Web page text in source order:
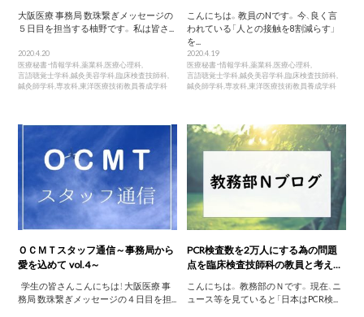
大阪医療 事務局 数珠繋ぎメッセージの
５日目を担当する柚野です。 私は皆さ...
2020.4.20
医療秘書・情報学科,薬業科,医療心理科,
言語聴覚士学科,鍼灸美容学科,臨床検査技師科,
鍼灸師学科,専攻科,東洋医療技術教員養成学科
こんにちは。教員のNです。 今、良く言
われている「人との接触を8割減らす」
を...
2020.4.19
医療秘書・情報学科,薬業科,医療心理科,
言語聴覚士学科,鍼灸美容学科,臨床検査技師科,
鍼灸師学科,専攻科,東洋医療技術教員養成学科
ＯＣＭＴスタッフ通信～事務局から
愛を込めて vol.4～
学生の皆さんこんにちは！ 大阪医療 事
務局 数珠繋ぎメッセージの４日目を担...
PCR検査数を2万人にする為の問題
点を臨床検査技師科の教員と考え...
こんにちは。 教務部のＮです。 現在、ニ
ュース等を見ていると「日本はPCR検...